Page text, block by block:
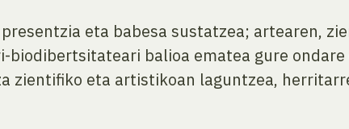
eta babesa sustatzea; artearen,
balioa ematea gure
zientifiko eta artistikoan laguntzea,